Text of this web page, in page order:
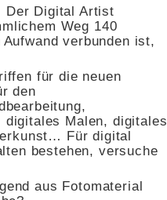
Der Digital Artist
Weg 140
verbunden ist,
für die neuen
den
digitales Malen, digitales
Für digital
bestehen, versuche
aus Fotomaterial